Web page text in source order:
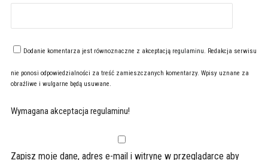
Dodanie komentarza jest równoznaczne z akceptacją regulaminu. Redakcja serwisu
nie ponosi odpowiedzialności za treść zamieszczanych komentarzy. Wpisy uznane za
obraźliwe i wulgarne będą usuwane.
Wymagana akceptacja regulaminu!
Zapisz moje dane, adres e-mail i witrynę w przeglądarce aby